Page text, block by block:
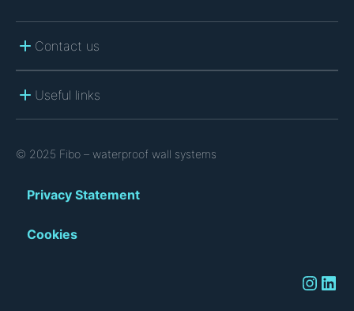
Contact us
Useful links
© 2025 Fibo – waterproof wall systems
Privacy Statement
Cookies
Instagram LinkedIn